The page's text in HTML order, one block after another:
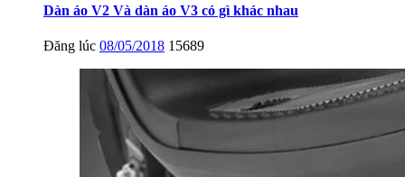
Dàn áo V2 Và dàn áo V3 có gì khác nhau
Đăng lúc 08/05/2018 15689